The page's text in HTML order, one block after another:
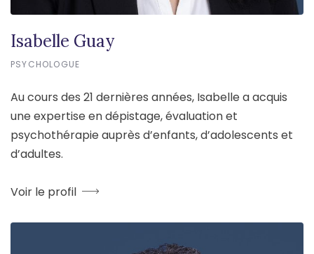
Isabelle Guay
PSYCHOLOGUE
Au cours des 21 dernières années, Isabelle a acquis
une expertise en dépistage, évaluation et
psychothérapie auprès d’enfants, d’adolescents et
d’adultes.
Voir le profil